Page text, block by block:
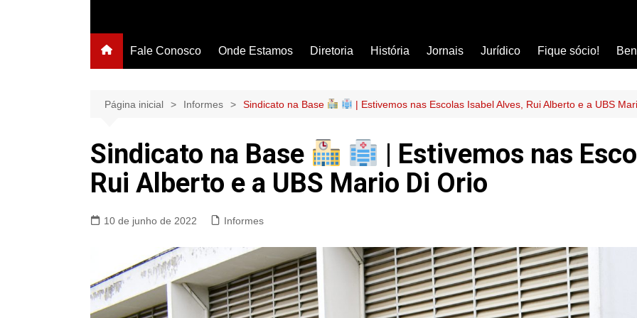
Fale Conosco Onde Estamos Diretoria História Jornais Jurídico Fique sócio!
Página inicial Informes Sindicato na Base | Estivemos nas Escolas Isabel Alves, Rui Alberto e a UBS
Sindicato na Base
| Estivemos nas
Rui Alberto e a UBS Mario Di Orio
10 de junho de 2022 Informes